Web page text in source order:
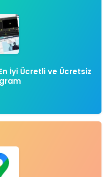
İyi Ücretli ve Ücretsiz